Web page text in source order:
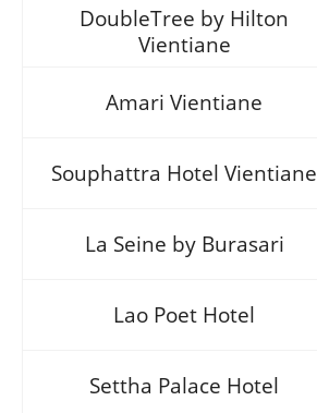
DoubleTree by Hilton
Vientiane
Amari Vientiane
Souphattra Hotel Vientiane
La Seine by Burasari
Lao Poet Hotel
Settha Palace Hotel